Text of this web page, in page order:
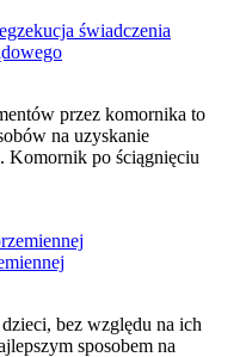
świadczenia
przez komornika to
na uzyskanie
Komornik po ściągnięciu
bez względu na ich
sposobem na